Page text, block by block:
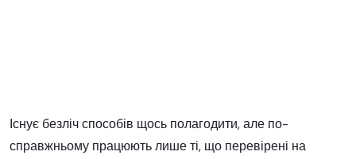
Існує безліч способів щось полагодити, але по-
справжньому працюють лише ті, що перевірені на